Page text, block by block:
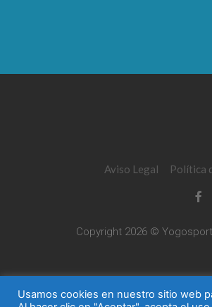
Aviso Legal Política
Copyright 2026 ©
Usamos cookies en nuestro sitio web